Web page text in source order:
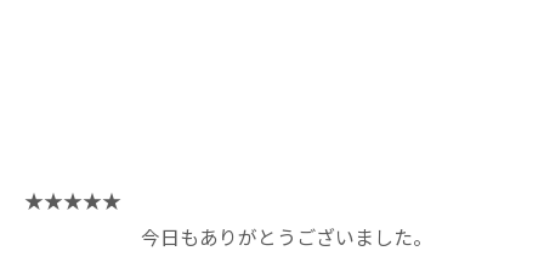
★★★★★
今日もありがとうございました。